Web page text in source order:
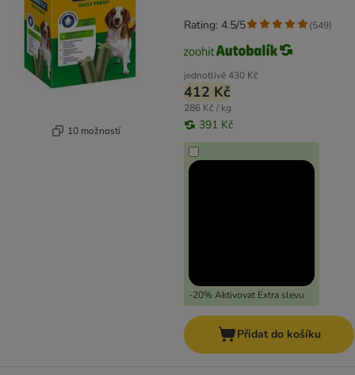
10 možností
jednotlivě430 Kč
412 Kč
286 Kč / kg
391 Kč
-20% Aktivovat Extra slevu
Rating: 4.5/5 (549)
Přidat do košíku